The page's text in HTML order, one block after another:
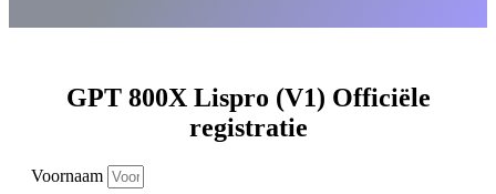
GPT 800X Lispro (V1) Officiële
registratie
Voornaam